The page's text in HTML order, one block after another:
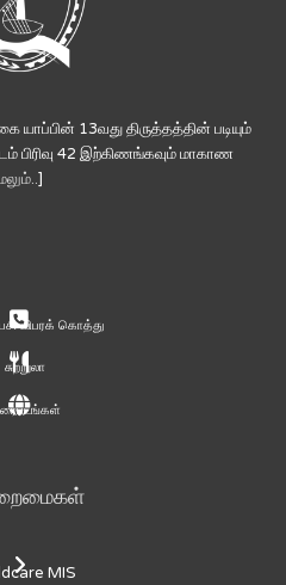
13வது திருத்தத்தின் படியும்
பிரிவு 42 இற்கிணங்கவும் மாகாண
]
விபரக் கொத்து
சுற்றுலா
MIS